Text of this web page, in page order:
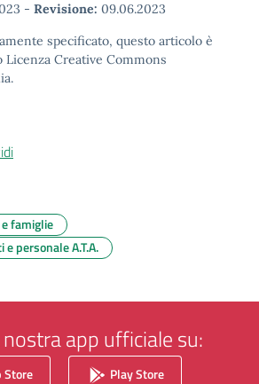
- Revisione: 09.06.2023
specificato, questo articolo è
Creative Commons
famiglie
personale A.T.A.
nostra app ufficiale su:
Store Play Store